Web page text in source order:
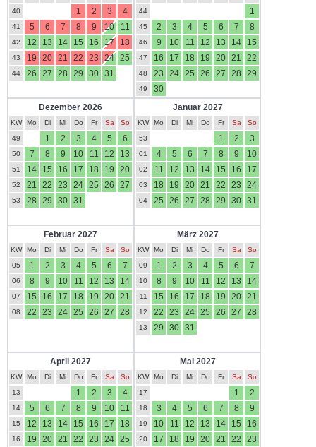
40
1 2 3 4
41 5 6 7 8 9 10 11
42 12 13 14 15 16 17 18
43 19 20 21 22 23 24 25
44 26 27 28 29 30 31
44
1
45 2 3 4 5 6 7 8
46 9 10 11 12 13 14 15
47 16 17 18 19 20 21 22
48 23 24 25 26 27 28 29
49
30
Dezember 2026
KW Mo Di Mi Do Fr Sa
So
49
1 2 3 4 5 6
50 7 8 9 10 11 12 13
51 14 15 16 17 18 19 20
52 21 22 23 24 25 26 27
53 28 29 30 31
Januar 2027
KW Mo Di Mi Do Fr Sa
So
53
1 2 3
01 4 5 6 7 8 9 10
02 11 12 13 14 15 16 17
03 18 19 20 21 22 23 24
04 25 26 27 28 29 30 31
Februar 2027
KW Mo Di Mi Do Fr Sa
So
05
1 2 3 4 5 6 7
06 8 9 10 11 12 13 14
07 15 16 17 18 19 20 21
08 22 23 24 25 26 27 28
März 2027
KW Mo Di Mi Do Fr Sa
So
09
1 2 3 4 5 6 7
10 8 9 10 11 12 13 14
11 15 16 17 18 19 20 21
12 22 23 24 25 26 27 28
13 29 30 31
April 2027
KW Mo Di Mi Do Fr Sa
So
13
1 2 3 4
14 5 6 7 8 9 10 11
15 12 13 14 15 16 17 18
16 19 20 21 22 23 24 25
Mai 2027
KW Mo Di Mi Do Fr Sa
So
17
1 2
18 3 4 5 6 7 8 9
19 10 11 12 13 14 15 16
20 17 18 19 20 21 22 23